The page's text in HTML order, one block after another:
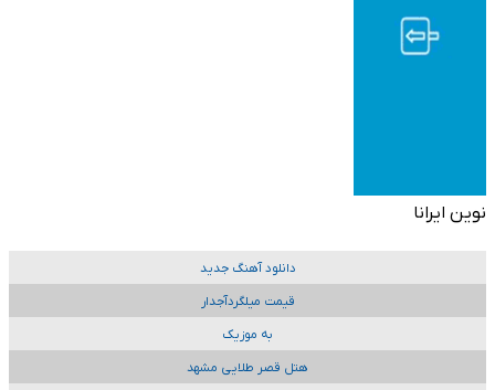
نوین ایرانا
دانلود آهنگ جدید
قیمت میلگردآجدار
به موزیک
هتل قصر طلایی مشهد